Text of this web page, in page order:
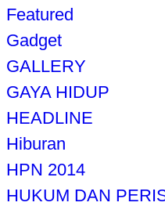
Featured
Gadget
GALLERY
GAYA HIDUP
HEADLINE
Hiburan
HPN 2014
HUKUM DAN